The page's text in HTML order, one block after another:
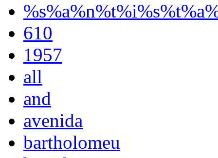
610
1957
all
and
avenida
bartholomeu